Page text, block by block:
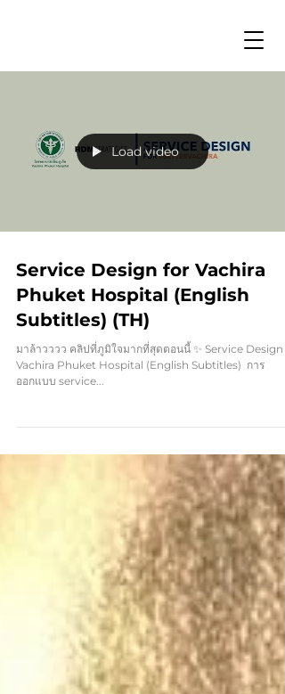
Load video
Service Design for Vachira
Phuket Hospital (English
Subtitles) (TH)
มาล้าวววว คลิปที่ภูมิใจมากที่สุดตอนนี้ ✨ Service Design for
Vachira Phuket Hospital (English Subtitles) ​ การ
ออกแบบ service...